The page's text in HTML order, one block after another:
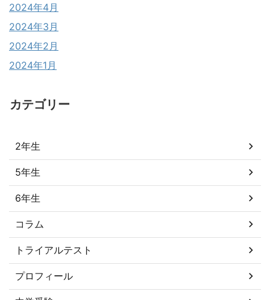
2024年4月
2024年3月
2024年2月
2024年1月
カテゴリー
2年生
5年生
6年生
コラム
トライアルテスト
プロフィール